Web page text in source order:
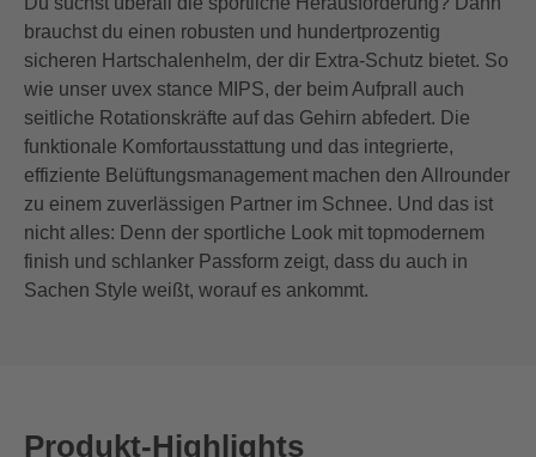
brauchst du einen robusten und hundertprozentig
sicheren Hartschalenhelm, der dir Extra-Schutz bietet. So
wie unser uvex stance MIPS, der beim Aufprall auch
seitliche Rotationskräfte auf das Gehirn abfedert. Die
funktionale Komfortausstattung und das integrierte,
effiziente Belüftungsmanagement machen den Allrounder
zu einem zuverlässigen Partner im Schnee. Und das ist
nicht alles: Denn der sportliche Look mit topmodernem
finish und schlanker Passform zeigt, dass du auch in
Sachen Style weißt, worauf es ankommt.
Produkt-Highlights